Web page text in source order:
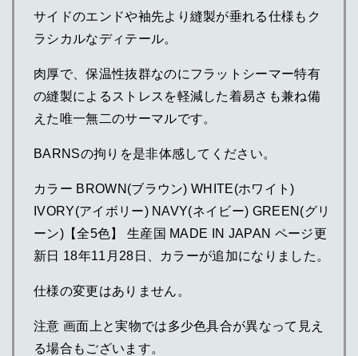
サイドのエンドや袖先より縫製が垂れる仕様もク
ラシカルなディテール。
肉厚で、保温性抜群なのにフラットシーマー特有
の縫製によるストレスを軽減した着易さも兼ね備
えた唯一無二のサーマルです。
BARNSの拘りを是非体感してください。
カラー BROWN(ブラウン) WHITE(ホワイト)
IVORY(アイボリー) NAVY(ネイビー) GREEN(グリ
ーン)【全5色】 生産国 MADE IN JAPAN ページ更
新日 18年11月28日、カラーが追加になりました。
仕様の変更はありません。
注意 画面上と実物では多少色具合が異なって見え
る場合もございます。